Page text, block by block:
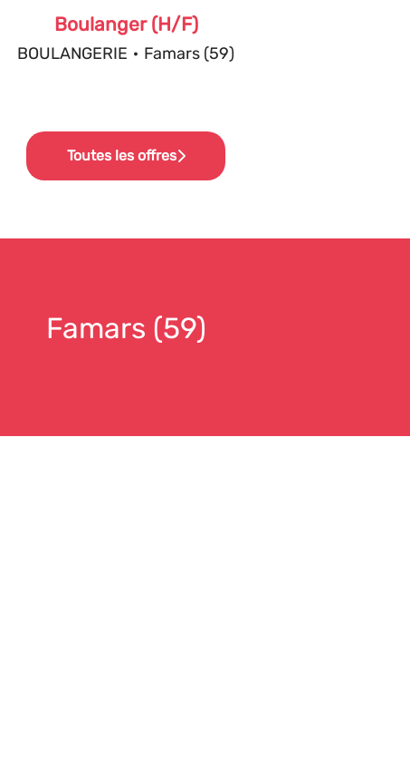
Boulanger (H/F)
BOULANGERIE · Famars (59)
Toutes les offres
Famars (59)